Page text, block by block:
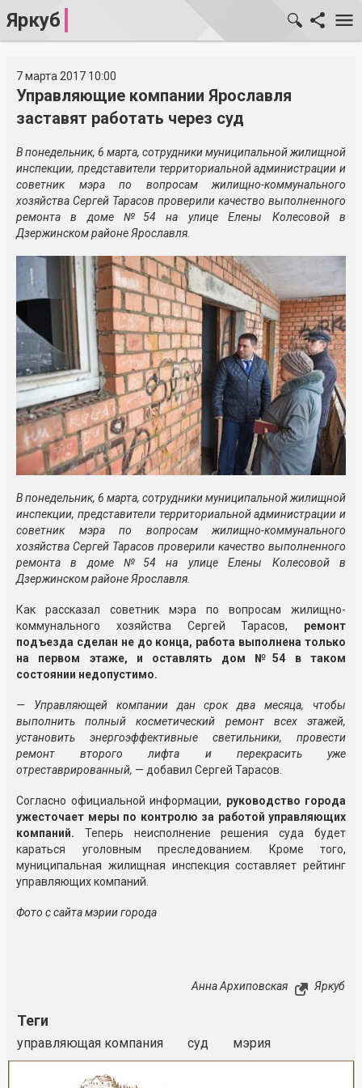
Яркуб
7 марта 2017 10:00
Управляющие компании Ярославля
заставят работать через суд
В понедельник, 6 марта, сотрудники муниципальной жилищной
инспекции, представители территориальной администрации и
советник мэра по вопросам жилищно-коммунального
хозяйства Сергей Тарасов проверили качество выполненного
ремонта в доме №54 на улице Елены Колесовой в
Дзержинском районе Ярославля.
В понедельник, 6 марта, сотрудники муниципальной жилищной
инспекции, представители территориальной администрации и
советник мэра по вопросам жилищно-коммунального
хозяйства Сергей Тарасов проверили качество выполненного
ремонта в доме №54 на улице Елены Колесовой в
Дзержинском районе Ярославля.
Как рассказал советник мэра по вопросам жилищно-
коммунального хозяйства Сергей Тарасов, ремонт
подъезда сделан не до конца, работа выполнена только
на первом этаже, и оставлять дом №54 в таком
состоянии недопустимо.
— Управляющей компании дан срок два месяца, чтобы
выполнить полный косметический ремонт всех этажей,
установить энергоэффективные светильники, провести
ремонт второго лифта и перекрасить уже
отреставрированный, — добавил Сергей Тарасов.
Согласно официальной информации, руководство города
ужесточает меры по контролю за работой управляющих
компаний. Теперь неисполнение решения суда будет
караться уголовным преследованием. Кроме того,
муниципальная жилищная инспекция составляет рейтинг
управляющих компаний.
Фото с сайта мэрии города
Анна Архиповская Яркуб
Теги
управляющая компания суд мэрия